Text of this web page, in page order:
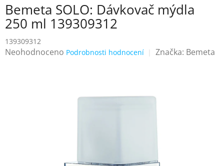
Bemeta SOLO: Dávkovač mýdla
250 ml 139309312
139309312
Průměrné
Neohodnoceno Podrobnosti hodnocení Značka: Bemeta